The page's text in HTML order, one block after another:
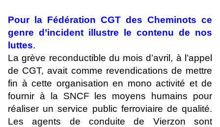
Pour la Fédération CGT des Cheminots ce
genre d’incident illustre le contenu de nos
luttes.
La grève reconductible du mois d’avril, à l’appel
de CGT, avait comme revendications de mettre
fin à cette organisation en mono activité et de
fournir à la SNCF les moyens humains pour
réaliser un service public ferroviaire de qualité.
Les agents de conduite de Vierzon sont